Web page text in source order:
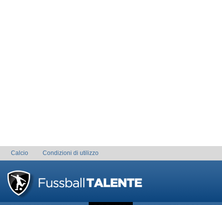
Calcio Condizioni di utilizzo